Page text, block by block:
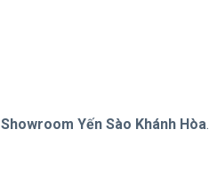
Showroom Yến Sào Khánh Hòa.